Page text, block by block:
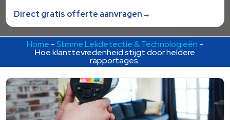
Direct gratis offerte aanvragen→
Home -Slimme Lekdetectie & Technologieën -
Hoe klanttevredenheid stijgt door heldere
rapportages.​